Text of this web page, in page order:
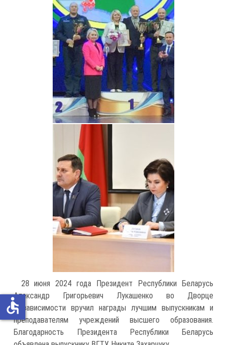
28 июня 2024 года Президент Республики Беларусь
Александр Григорьевич Лукашенко во Дворце
Независимости вручил награды лучшим выпускникам и
преподавателям учреждений высшего образования.
Благодарность Президента Республики Беларусь
accessible